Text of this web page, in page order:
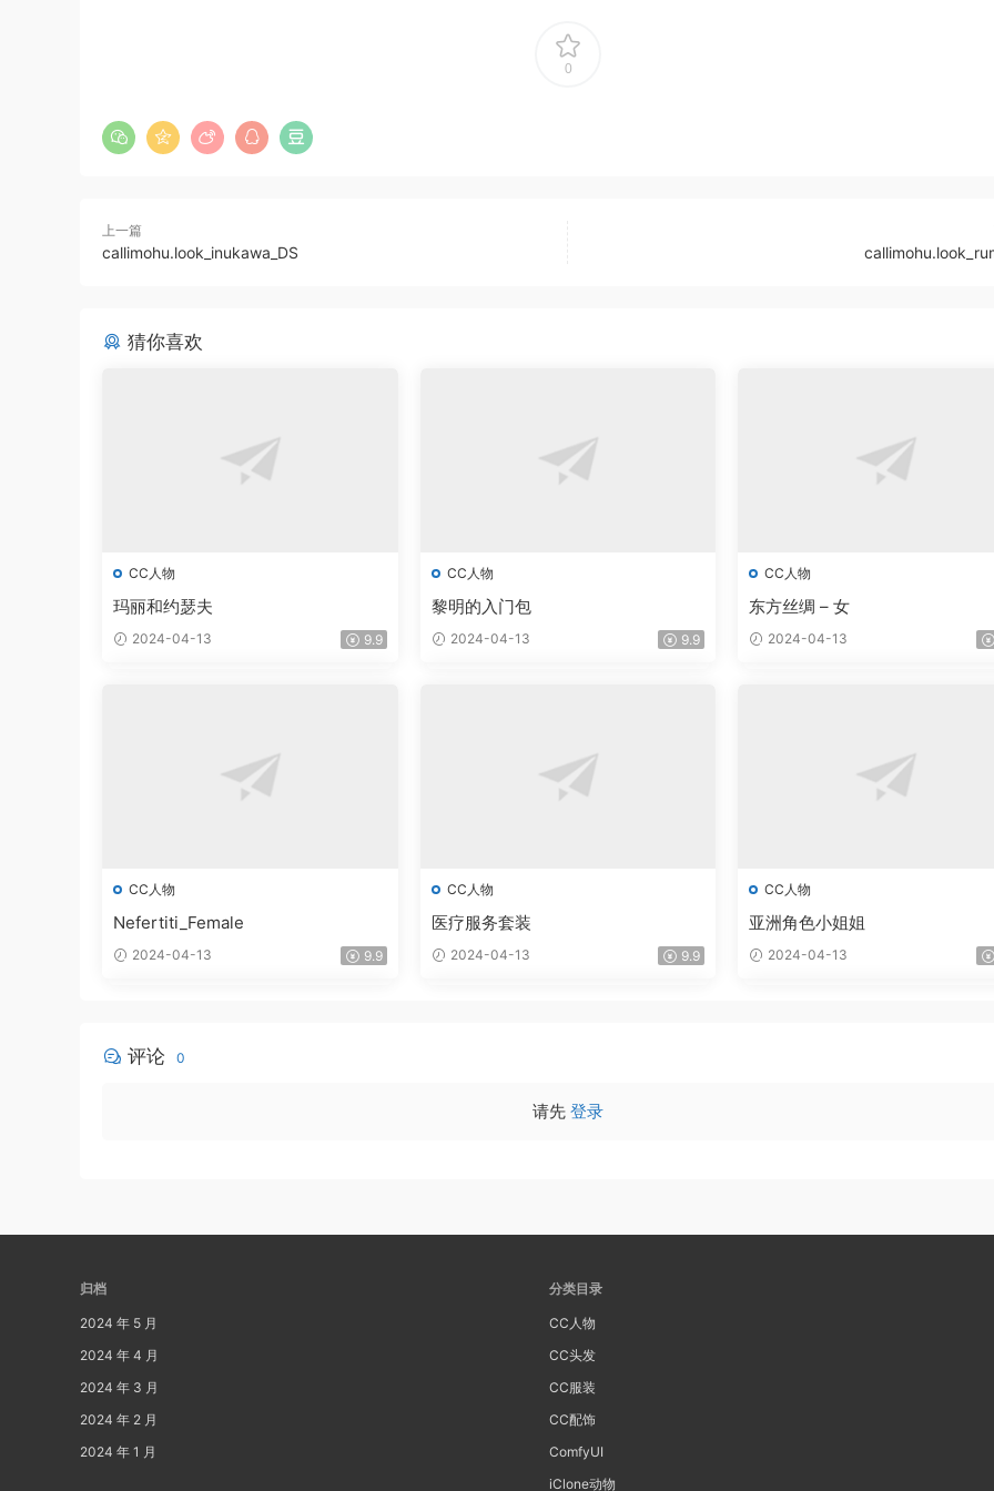
0
上一篇
callimohu.look_inukawa_DS
猜你喜欢
CC人物
玛丽和约瑟夫
2024-04-13 9.9
CC人物
黎明的入门包
2024-04-13 9.9
CC人物
东方丝绸 – 女
2024-04-13
CC人物
Nefertiti_Female
2024-04-13 9.9
CC人物
医疗服务套装
2024-04-13 9.9
CC人物
亚洲角色小姐姐
2024-04-13
评论 0
请先 登录
归档
2024 年 5 月
2024 年 4 月
2024 年 3 月
2024 年 2 月
2024 年 1 月
分类目录
CC人物
CC头发
CC服装
CC配饰
ComfyUI
iClone动物